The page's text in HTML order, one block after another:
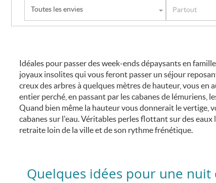
Toutes les envies
Idéales pour passer des week-ends dépaysants en
joyaux insolites qui vous feront passer un séjour
creux des arbres à quelques mètres de hauteur, vous
entier perché, en passant par les cabanes de lémuriens,
Quand bien même la hauteur vous donnerait le
cabanes sur l'eau. Véritables perles flottant sur des
retraite loin de la ville et de son rythme frénétique.
Quelques idées pour une nuit